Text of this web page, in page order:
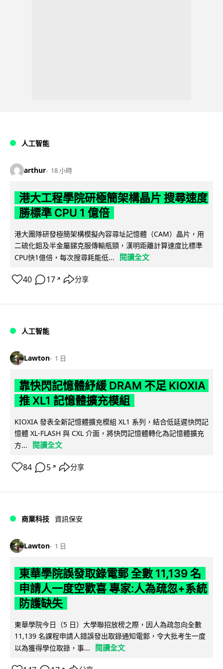
人工智能
arthur 18 小時
港大工程學院研極簡架構晶片 搜尋速度
勝標準 CPU 1 億倍
港大團隊研發極簡架構模擬內容尋址記憶體（CAM）晶片，用
二硫化鉬及半金屬銻克服傳輸瓶頸，漢明距離計算速度比標準
CPU快1億倍，每次搜尋耗能低...
閱讀全文
40 17 ↗ 分享
人工智能
Lawton 1 日
靠快閃記憶體紓緩 DRAM 不足 KIOXIA
推 XL1 記憶體擴充模組
KIOXIA 發表全新記憶體擴充模組 XL1 系列，結合低延遲快閃記
憶體 XL-FLASH 與 CXL 介面，將快閃記憶體轉化為記憶體擴充
方...
閱讀全文
84 5 ↗ 分享
商業科技 資訊保安
Lawton 1 日
東華學院誤發取錄電郵 全數 11,139 名
申請人一度空歡喜 專家:人為疏忽+系統
防護缺失
東華學院今日（5 日）大學聯招放榜之際，因人為疏忽向全數
11,139 名課程申請人錯誤發出取錄通知電郵，令大批考生一度
以為獲得學位取錄，事...
閱讀全文